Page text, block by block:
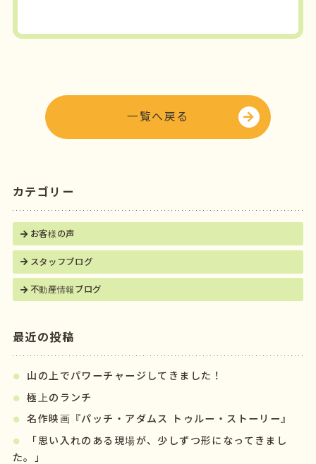
c
o
k
it
r
一覧へ戻る
カテゴリー
お客様の声
スタッフブログ
不動産情報ブログ
最近の投稿
山の上でパワーチャージしてきました！
極上のランチ
名作映画『パッチ・アダムス トゥルー・ストーリー』
「思い入れのある現場が、少しずつ形になってきまし
た。」